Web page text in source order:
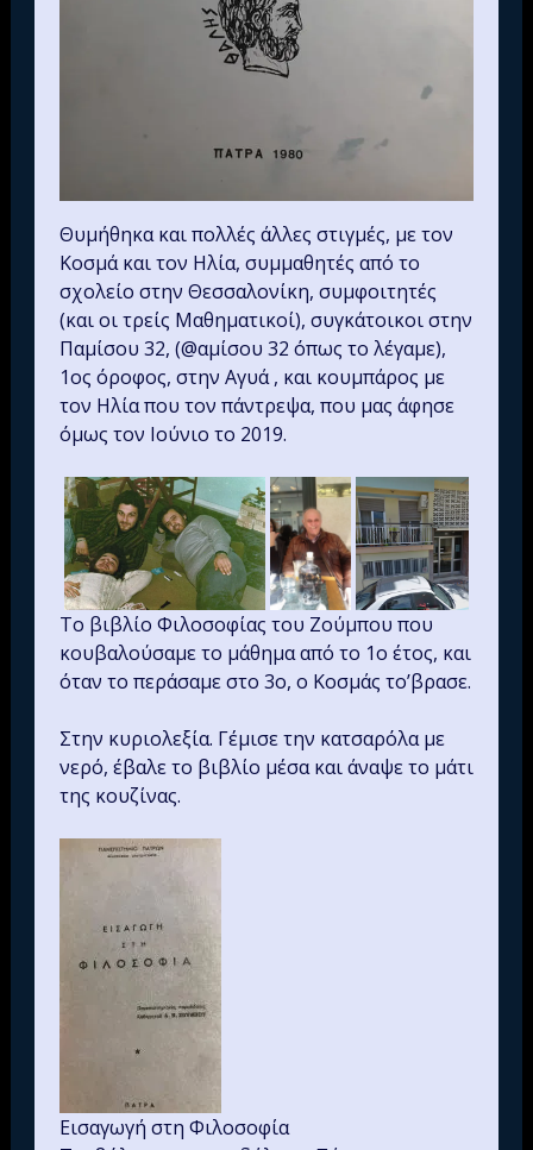
Θυμήθηκα και πολλές άλλες στιγμές, με τον
Κοσμά και τον Ηλία, συμμαθητές από το
σχολείο στην Θεσσαλονίκη, συμφοιτητές
(και οι τρείς Μαθηματικοί), συγκάτοικοι στην
Παμίσου 32, (@αμίσου 32 όπως το λέγαμε),
1ος όροφος, στην Αγυά , και κουμπάρος με
τον Ηλία που τον πάντρεψα, που μας άφησε
όμως τον Ιούνιο το 2019.
Το βιβλίο Φιλοσοφίας του Ζούμπου που
κουβαλούσαμε το μάθημα από το 1ο έτος, και
όταν το περάσαμε στο 3ο, ο Κοσμάς το’βρασε.
Στην κυριολεξία. Γέμισε την κατσαρόλα με
νερό, έβαλε το βιβλίο μέσα και άναψε το μάτι
της κουζίνας.
Εισαγωγή στη Φιλοσοφία